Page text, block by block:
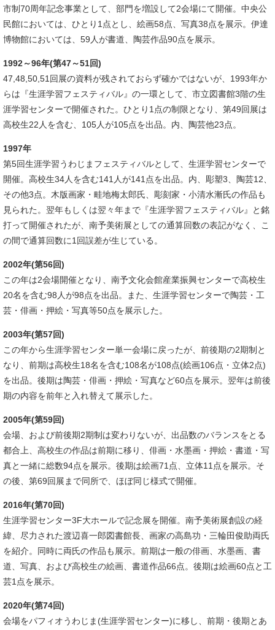
​市制70周年記念事業として、部門を増設して2会場にて開催。中央公
民館においては、ひとり1点とし、絵画58点、写真38点を展示。伊達
博物館においては、59人が書道、陶芸作品90点を展示。
1992～96年(第47～51回)
​47,48,50,51回展の資料が残されておらず確かではないが、1993年か
らは『生涯学習フェスティバル』の一環として、市立図書館3階の生
涯学習センターで開催された。ひとり1点の制限となり、第49回展は
高校生22人を含む、105人が105点を出品。内、陶芸他23点。
1997年
​第5回生涯学習うわじまフェスティバルとして、生涯学習センターで
開催。高校生34人を含む141人が141点を出品。内、彫塑3、陶芸12、
その他3点。木版画家・畦地梅太郎氏、彫刻家・小清水漸氏の作品も
見られた。翌年もしくは翌々年まで『生涯学習フェスティバル』と銘
打って開催されたが、南予美術展としての通算回数の表記がなく、こ
の間で通算回数に1回誤差が生じている。
2002年(第56回)
​この年は2会場開催となり、南予文化会館産業振興センターで高校生
20名を含む98人が98点を出品。また、生涯学習センターで陶芸・工
芸・俳画・押絵・写真等50点を展示した。
2003年(第57回)
​この年から生涯学習センター単一会場に戻ったが、前後期の2期制と
なり、前期は高校生18名を含む108名が108点(絵画106点・立体2点)
を出品。後期は陶芸・俳画・押絵・写真など60点を展示。翌年は前後
期の内容を前年と入れ替えて展示した。
2005年(第59回)
​会場、および前後期2期制は変わりないが、出品数のバランスをとる
都合上、高校生の作品は前期に移り、俳画・水墨画・押絵・書道・写
真と一緒に総数94点を展示。後期は絵画71点、立体11点を展示。そ
の後、第69回展まで同所で、ほぼ同じ様式で開催。
2016年(第70回)
生涯学習センター3F大ホールで記念展を開催。南予美術展創設の経
緯、尽力された渡辺喜一郎図書館長、画家の高島功・三輪田俊助両氏
を紹介。同時に両氏の作品も展示。前期は一般の俳画、水墨画、書
道、写真、および高校生の絵画、書道作品66点。後期は絵画60点と工
芸1点を展示。
2020年(第74回)
会場をパフィオうわじま(生涯学習センター)に移し、前期・後期とあ